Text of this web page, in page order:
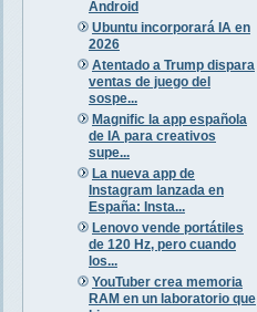
Android
Ubuntu incorporará IA en
2026
Atentado a Trump dispara
ventas de juego del
sospe...
Magnific la app española
de IA para creativos
supe...
La nueva app de
Instagram lanzada en
España: Insta...
Lenovo vende portátiles
de 120 Hz, pero cuando
los...
YouTuber crea memoria
RAM en un laboratorio que